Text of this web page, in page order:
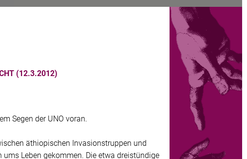
(12.3.2012)
Segen der UNO voran.
äthiopischen Invasionstruppen und
Leben gekommen. Die etwa dreistündige